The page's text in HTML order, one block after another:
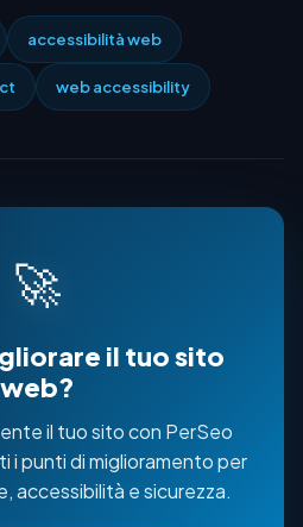
accessibilità web
web accessibility
🚀
il tuo sito
web?
il tuo sito con PerSeo
i punti di miglioramento per
accessibilità e sicurezza.